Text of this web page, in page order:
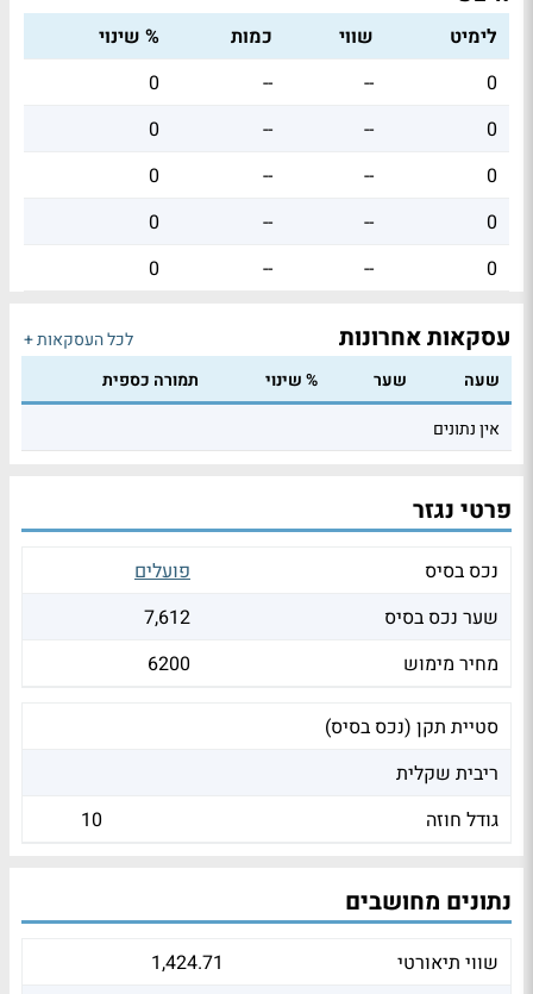
לימיט שווי כמות
% שינוי
0
--
--
0
0
--
--
0
0
--
--
0
0
--
--
0
0
--
--
0
עסקאות אחרונות
לכל העסקאות +
שעה
שער % שינוי
תמורה כספית
אין נתונים
פרטי נגזר
נכס בסיס
פועלים
שער נכס בסיס
7,612
מחיר מימוש
6200
סטיית תקן (נכס בסיס)
ריבית שקלית
גודל חוזה
10
נתונים מחושבים
שווי תיאורטי
1,424.71